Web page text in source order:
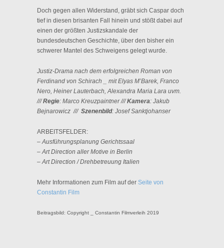
Doch gegen allen Widerstand, gräbt sich Caspar doch
tief in diesen brisanten Fall hinein und stößt dabei auf
einen der größten Justizskandale der
bundesdeutschen Geschichte, über den bisher ein
schwerer Mantel des Schweigens gelegt wurde.
Justiz-Drama nach dem erfolgreichen Roman von
Ferdinand von Schirach _ mit Elyas M’Barek, Franco
Nero, Heiner Lauterbach, Alexandra Maria Lara uvm.
///Regie: Marco Kreuzpaintner ///Kamera: Jakub
Bejnarowicz /// Szenenbild: Josef Sanktjohanser
ARBEITSFELDER:
– Ausführungsplanung Gerichtssaal
– Art Direction aller Motive in Berlin
– Art Direction / Drehbetreuung Italien
Mehr Informationen zum Film auf der Seite von
Constantin Film
Beitragsbild: Copyright _ Constantin Filmverleih 2019